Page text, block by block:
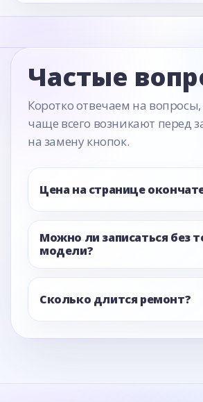
Частые
Коротко отвечаем на
чаще всего возникают перед
на замену кнопок.
Цена на странице
Можно ли записаться без
модели?
Сколько длится ремонт?